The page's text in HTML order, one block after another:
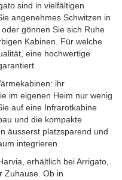
sind in vielfältigen
angenehmes Schwitzen in
gönnen Sie sich Ruhe
Kabinen. Für welche
eine hochwertige
ihr
im eigenen Heim nur wenig
auf eine Infrarotkabine
und die kompakte
äusserst platzsparend und
integrieren.
erhältlich bei Arrigato,
Zuhause. Ob in